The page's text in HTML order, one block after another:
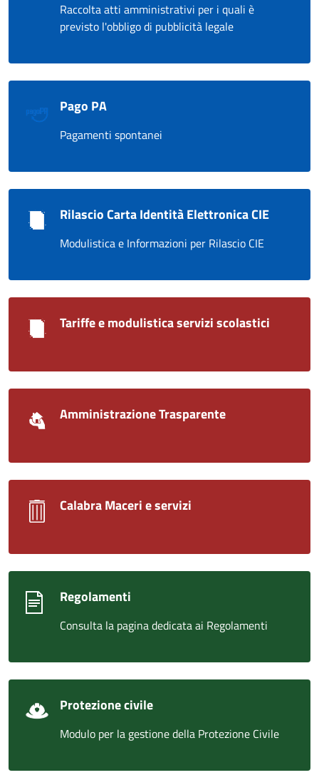
Raccolta atti amministrativi per i quali è
previsto l'obbligo di pubblicità legale
Pago PA
Pagamenti spontanei
Rilascio Carta Identità Elettronica CIE
Modulistica e Informazioni per Rilascio CIE
Tariffe e modulistica servizi scolastici
Amministrazione Trasparente
Calabra Maceri e servizi
Regolamenti
Consulta la pagina dedicata ai Regolamenti
Protezione civile
Modulo per la gestione della Protezione Civile